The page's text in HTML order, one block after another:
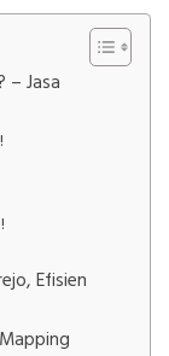
– Jasa
Efisien